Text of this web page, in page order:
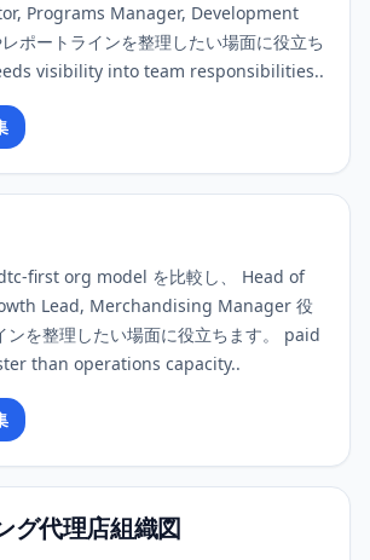
Programs Manager, Development
ポートラインを整理したい場面に役立ち
visibility into team responsibilities..
first org model を比較し、 Head of
Lead, Merchandising Manager 役
ンを整理したい場面に役立ちます。 paid
than operations capacity..
グ代理店組織図